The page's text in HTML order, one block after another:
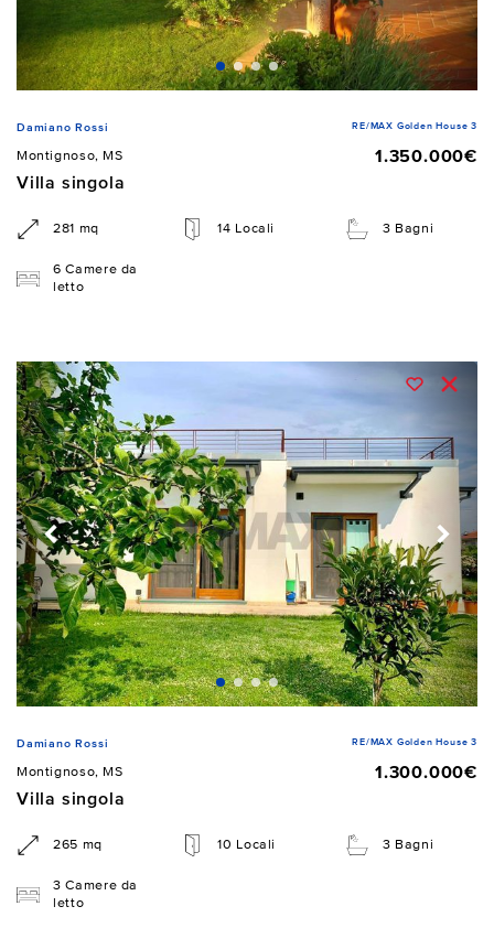
Damiano Rossi RE/MAX Golden House 3
Montignoso, MS
1.350.000€
Villa singola
281 mq 14 Locali 3 Bagni
6 Camere da
letto
Damiano Rossi RE/MAX Golden House 3
Montignoso, MS
1.300.000€
Villa singola
265 mq 10 Locali 3 Bagni
3 Camere da
letto